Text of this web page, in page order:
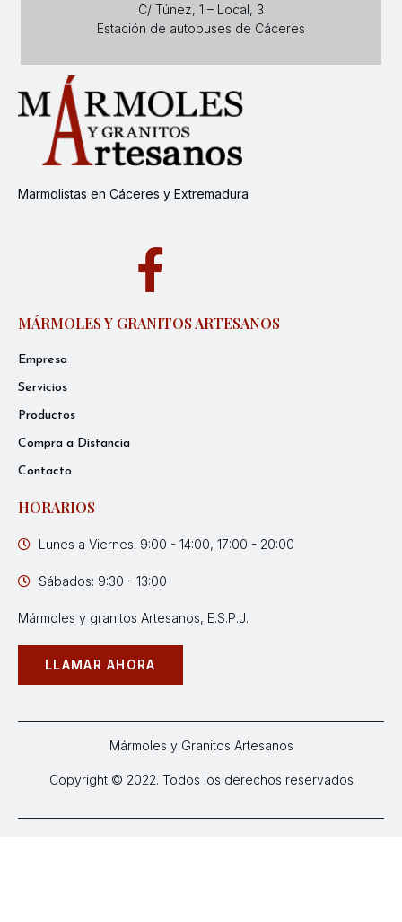
C/ Túnez, 1 – Local, 3
Estación de autobuses de Cáceres
Marmolistas en Cáceres y Extremadura
MÁRMOLES Y GRANITOS ARTESANOS
Empresa
Servicios
Productos
Compra a Distancia
Contacto
HORARIOS
Lunes a Viernes: 9:00 - 14:00, 17:00 - 20:00
Sábados: 9:30 - 13:00
Mármoles y granitos Artesanos, E.S.P.J.
LLAMAR AHORA
Mármoles y Granitos Artesanos
Copyright © 2022. Todos los derechos reservados